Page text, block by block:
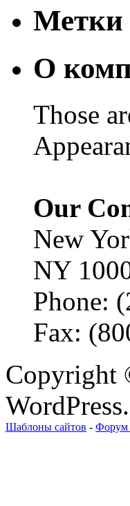
Метки
О
Those
Our
New
NY
Phone:
Fax:
Copyright
WordPress.
Шаблоны сайтов - Форум